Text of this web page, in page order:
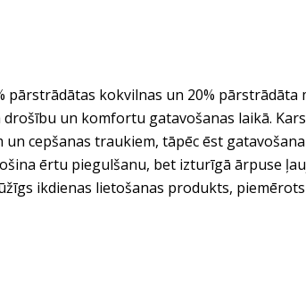
pārstrādātas kokvilnas un 20% pārstrādāta
un komfortu gatavošanas laikā.
cepšanas traukiem, tāpēc ēst
ērtu piegulšanu, bet izturīgā ārpuse
ikdienas lietošanas produkts,